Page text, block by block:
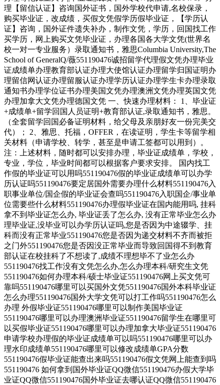
理【留信认证】咨询国外证书，国外学校代申请,名校保录，
购买毕业证，改成绩，买假文凭假学历假毕业证，【学历认
证】咨询，国外证件遗失补办，制作文凭，学历，回国找工作
买学历，网上购买文凭毕业证，办理各国各大学文凭(世界名
校一对一专业服务）录取通知书，雅思Columbia University,The
School of GeneralQ/薇551190476诚招留学代理假文凭办理毕业
证成绩单办理教育部认证办理大使馆认证办理留学归国证明办
理留信网认证办理留服认证办理学历认证办理学生卡办理录取
通知书办理学位证书办理美国文凭办理澳洲文凭办理英国文凭
办理加拿大文凭办理德国文凭 一、快速办理材料： 1、毕业证
+成绩单+留学回国人员证明+教育部认证,录取通知书，雅思。
（全套留学回国必备证明材料，给父母及亲朋好友一份完美交
代）； 2、雅思、托福，OFFER，在读证明，学生卡等留学相
关材料（申请学校、转学，甚至是申请工签都可以用到）。
注：上述材料，随时都可以安排办理，毕业证成绩单，学校，
专业，学位，毕业时间都可以根据客户要求安排。 国内找工
作假的毕业证可以用吗551190476假的毕业证成绩单可以办学
历认证吗551190476要定居国外需要办理什么材料551190476入
职事业单位/国企假的毕业证会查吗551190476入职国企/事业单
位需要些什么材料551190476办理假毕业证在国内能用吗, 挂科
拿不到毕业证怎么办, 毕业证丢了怎么办, 没有正常毕业怎么办
理毕业证,没毕业可以办学历认证吗,您是否因为中途辍学、挂
科而没有正常毕业551190476您是否因为递交材料不齐而被拒
之门外551190476您是否因没正常毕业而导致回国得不到教育
部认证在校挂科了不想读了,成绩不理想毕不了业怎么办
551190476找工作没有文凭怎么办,怎么办理本科/研究生文凭
551190476如何办理本科/硕士毕业证551190476网上买文凭可
靠吗551190476哪里可以买国外文凭551190476国外本科毕业证
怎么办理551190476国外大学文凭可以打工作吗551190476怎么
办理 外假毕业证551190476哪里可以制作美国毕业证
551190476哪里可以办理澳洲毕业证551190476留学生在哪里可
以买假毕业证551190476哪里可以办理加拿大毕业证551190476
申请学校办理假的毕业证成绩单可以吗551190476哪里可以办
理水印成绩单551190476哪里可以修改成绩单GPA分数
551190476假毕业证能查出来吗551190476假文凭网上能查到吗
551190476 如何拿到国外毕业证QQ微信551190476办假大学毕
业证QQ微信551190476国外毕业证去哪认证QQ微信551190476